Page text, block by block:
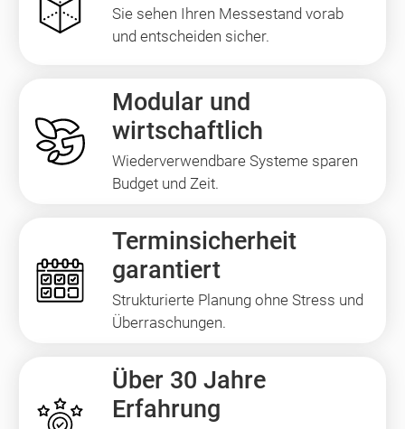
Sie sehen Ihren Messestand vorab
und entscheiden sicher.
Modular und
wirtschaftlich
Wiederverwendbare Systeme sparen
Budget und Zeit.
Terminsicherheit
garantiert
Strukturierte Planung ohne Stress und
Überraschungen.
Über 30 Jahre
Erfahrung